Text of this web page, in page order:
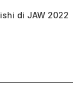
di JAW 2022